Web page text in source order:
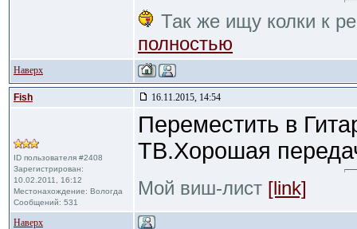
Так же ищу колки к
полностью
Наверх
Fish 16.11.2015, 14:54
ID пользователя #2408
Зарегистрирован:
10.02.2011, 16:12
Местонахождение: Вологда
Сообщений: 531
Переместить в
ТВ.Хорошая
Мой виш-лист [link]
Наверх